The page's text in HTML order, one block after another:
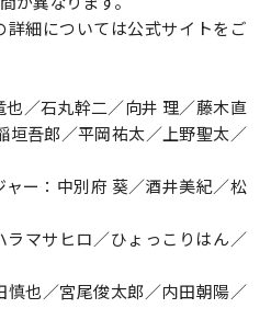
細については公式サイトをご
／石丸幹二／向井 理／藤木直
垣吾郎／平岡祐太／上野聖太／
ー：中別府 葵／酒井美紀／松
ラマサヒロ／ひょっこりはん／
慎也／宮尾俊太郎／内田朝陽／